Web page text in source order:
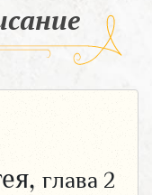
глава 2